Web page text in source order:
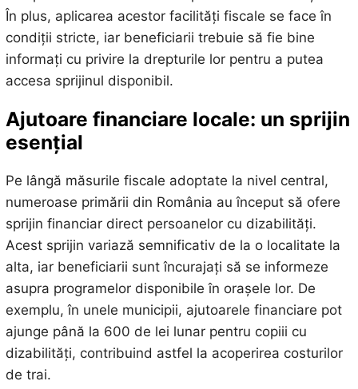
În plus, aplicarea acestor facilități fiscale se face în
condiții stricte, iar beneficiarii trebuie să fie bine
informați cu privire la drepturile lor pentru a putea
accesa sprijinul disponibil.
Ajutoare financiare locale: un sprijin
esențial
Pe lângă măsurile fiscale adoptate la nivel central,
numeroase primării din România au început să ofere
sprijin financiar direct persoanelor cu dizabilități.
Acest sprijin variază semnificativ de la o localitate la
alta, iar beneficiarii sunt încurajați să se informeze
asupra programelor disponibile în orașele lor. De
exemplu, în unele municipii, ajutoarele financiare pot
ajunge până la 600 de lei lunar pentru copiii cu
dizabilități, contribuind astfel la acoperirea costurilor
de trai.